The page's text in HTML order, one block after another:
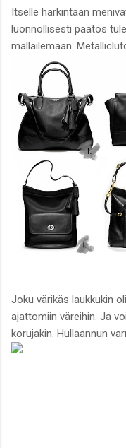
Itselle harkintaan
luonnollisesti päätös
mallailemaan.
Joku värikäs laukkukin
ajattomiin väreihin. Ja
korujakin. Hullaannun